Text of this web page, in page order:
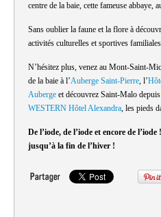
centre de la baie, cette fameuse abbaye,
Sans oublier la faune et la flore à
activités culturelles et sportives
N’hésitez plus, venez au Mont-Saint-
de la baie à l’Auberge Saint-Pierre, l’
Auberge et découvrez Saint-Malo depuis
WESTERN Hôtel Alexandra, les pieds
De l’iode, de l’iode et encore de
jusqu’à la fin de l’hiver !